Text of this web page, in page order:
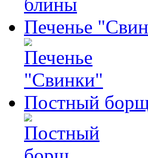
Печенье
Постный